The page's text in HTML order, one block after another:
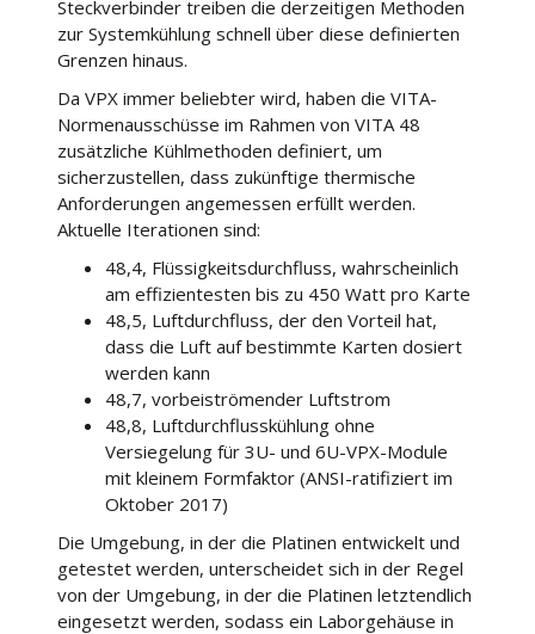
Steckverbinder treiben die derzeitigen Methoden
zur Systemkühlung schnell über diese definierten
Grenzen hinaus.
Da VPX immer beliebter wird, haben die VITA-
Normenausschüsse im Rahmen von VITA 48
zusätzliche Kühlmethoden definiert, um
sicherzustellen, dass zukünftige thermische
Anforderungen angemessen erfüllt werden.
Aktuelle Iterationen sind:
48,4, Flüssigkeitsdurchfluss, wahrscheinlich
am effizientesten bis zu 450 Watt pro Karte
48,5, Luftdurchfluss, der den Vorteil hat,
dass die Luft auf bestimmte Karten dosiert
werden kann
48,7, vorbeiströmender Luftstrom
48,8, Luftdurchflusskühlung ohne
Versiegelung für 3U- und 6U-VPX-Module
mit kleinem Formfaktor (ANSI-ratifiziert im
Oktober 2017)
Die Umgebung, in der die Platinen entwickelt und
getestet werden, unterscheidet sich in der Regel
von der Umgebung, in der die Platinen letztendlich
eingesetzt werden, sodass ein Laborgehäuse in